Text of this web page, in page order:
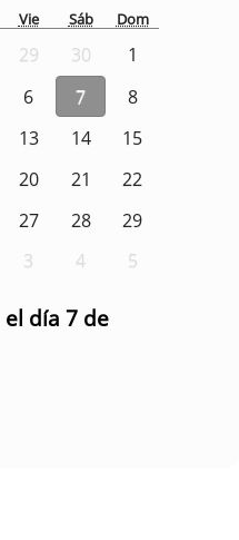
Vie Sáb Dom
29 30
1
6 7
8
13 14
15
20 21
22
27 28
29
3 4 5
día 7 de